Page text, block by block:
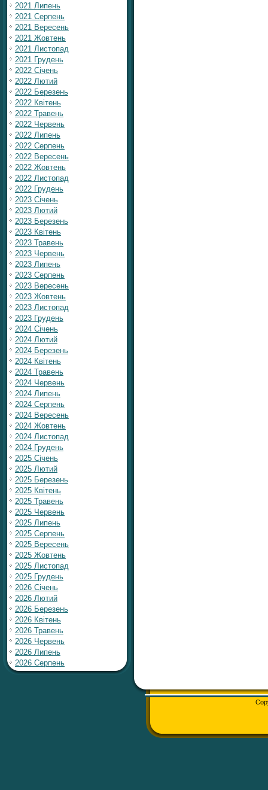
2021 Липень
2021 Серпень
2021 Вересень
2021 Жовтень
2021 Листопад
2021 Грудень
2022 Січень
2022 Лютий
2022 Березень
2022 Квітень
2022 Травень
2022 Червень
2022 Липень
2022 Серпень
2022 Вересень
2022 Жовтень
2022 Листопад
2022 Грудень
2023 Січень
2023 Лютий
2023 Березень
2023 Квітень
2023 Травень
2023 Червень
2023 Липень
2023 Серпень
2023 Вересень
2023 Жовтень
2023 Листопад
2023 Грудень
2024 Січень
2024 Лютий
2024 Березень
2024 Квітень
2024 Травень
2024 Червень
2024 Липень
2024 Серпень
2024 Вересень
2024 Жовтень
2024 Листопад
2024 Грудень
2025 Січень
2025 Лютий
2025 Березень
2025 Квітень
2025 Травень
2025 Червень
2025 Липень
2025 Серпень
2025 Вересень
2025 Жовтень
2025 Листопад
2025 Грудень
2026 Січень
2026 Лютий
2026 Березень
2026 Квітень
2026 Травень
2026 Червень
2026 Липень
2026 Серпень